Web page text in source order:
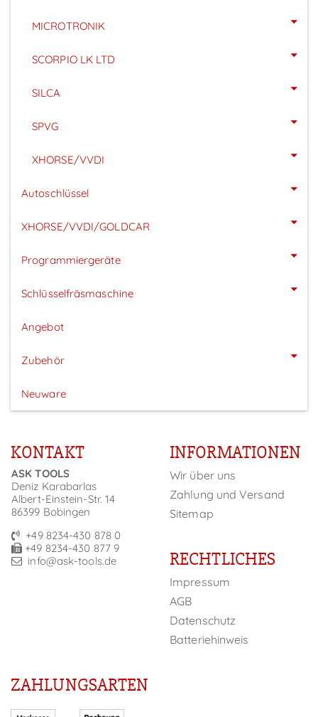
MICROTRONIK
SCORPIO LK LTD
SILCA
SPVG
XHORSE/VVDI
Autoschlüssel
XHORSE/VVDI/GOLDCAR
Programmiergeräte
Schlüsselfräsmaschine
Angebot
Zubehör
Neuware
KONTAKT
ASK TOOLS
Deniz Karabarlas
Albert-Einstein-Str. 14
86399 Bobingen
+49 8234-430 878 0
+49 8234-430 877 9
info@ask-tools.de
INFORMATIONEN
Wir über uns
Zahlung und Versand
Sitemap
RECHTLICHES
Impressum
AGB
Datenschutz
Batteriehinweis
ZAHLUNGSARTEN